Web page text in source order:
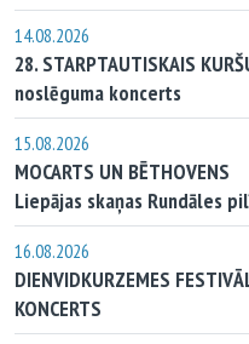
14.08.2026
28. STARPTAUTISKAIS
noslēguma koncerts
15.08.2026
MOCARTS UN BĒTHOVENS
Liepājas skaņas Rundāles
16.08.2026
DIENVIDKURZEMES
KONCERTS